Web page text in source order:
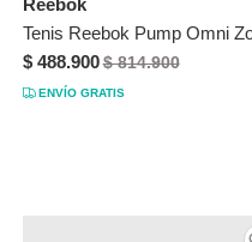
$ 488.900$ 814.900
ENVÍO GRATIS